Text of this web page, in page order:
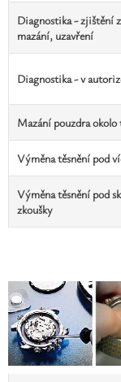
Diagnostika - zjištění
mazání, uzavření
Diagnostika - v
Mazání pouzdra okolo
Výměna těsnění pod
Výměna těsnění pod
zkoušky